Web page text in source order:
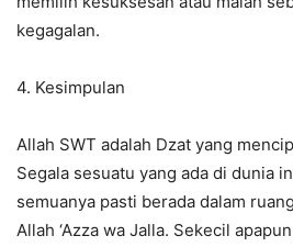
kegagalan.
4. Kesimpulan
Allah SWT adalah Dzat yang
Segala sesuatu yang ada di dunia
semuanya pasti berada dalam
Allah ‘Azza wa Jalla. Sekecil